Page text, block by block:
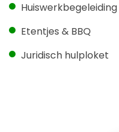
Huiswerkbegeleiding
Etentjes & BBQ
Juridisch hulploket